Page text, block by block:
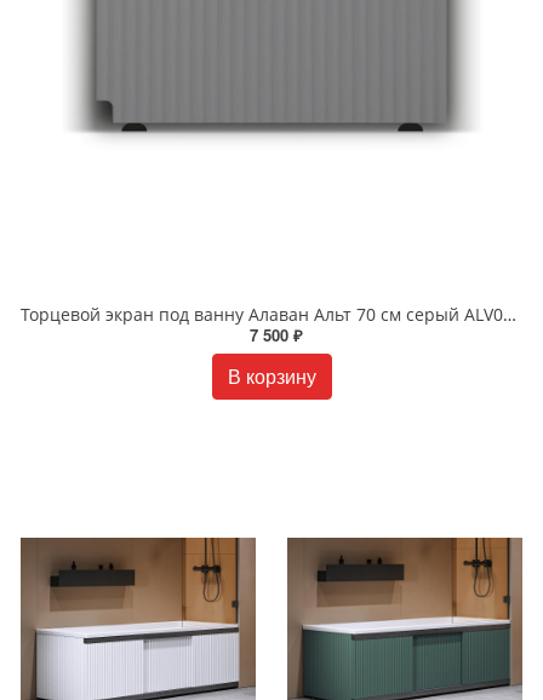
Торцевой экран под ванну Алаван Альт 70 см серый ALV0245008
7 500 ₽
В корзину